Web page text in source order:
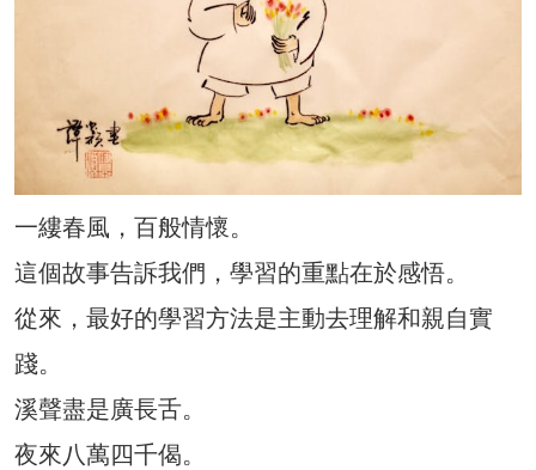
一縷春風，百般情懷。
這個故事告訴我們，學習的重點在於感悟。
從來，最好的學習方法是主動去理解和親自實
踐。
溪聲盡是廣長舌。
夜來八萬四千偈。